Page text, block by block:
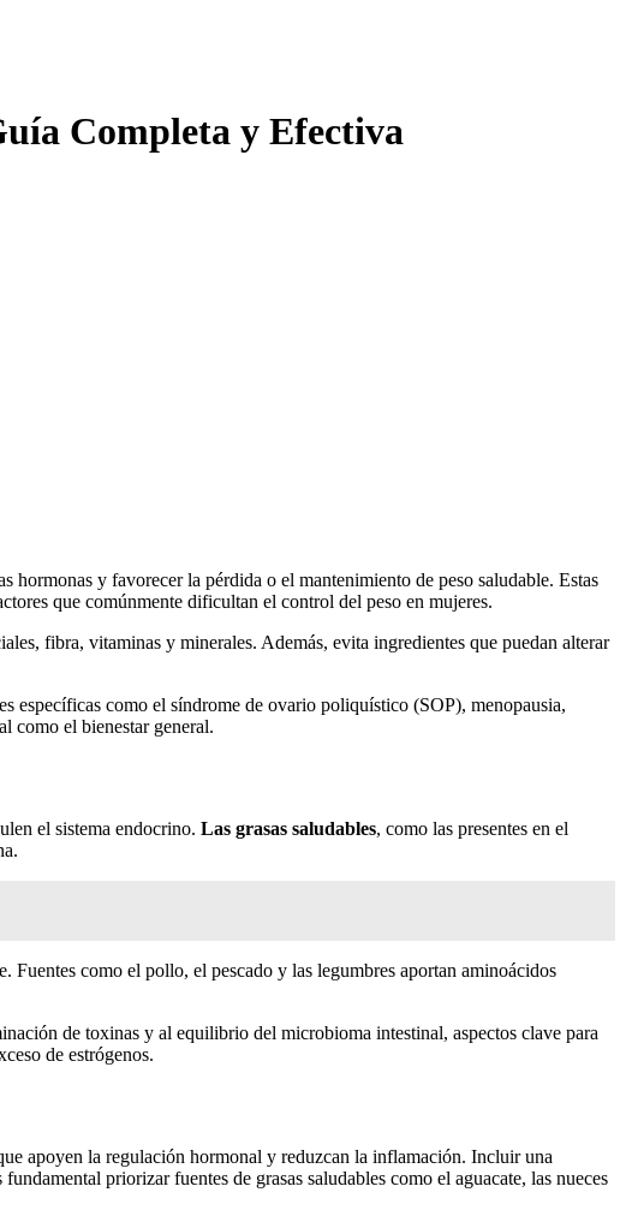
Completa y Efectiva
hormonas y favorecer la pérdida o el mantenimiento de peso saludable. Estas
que comúnmente dificultan el control del peso en mujeres.
fibra, vitaminas y minerales. Además, evita ingredientes que puedan alterar
específicas como el síndrome de ovario poliquístico (SOP), menopausia,
como el bienestar general.
el sistema endocrino. Las grasas saludables, como las presentes en el
Fuentes como el pollo, el pescado y las legumbres aportan aminoácidos
de toxinas y al equilibrio del microbioma intestinal, aspectos clave para
de estrógenos.
apoyen la regulación hormonal y reduzcan la inflamación. Incluir una
priorizar fuentes de grasas saludables como el aguacate, las nueces